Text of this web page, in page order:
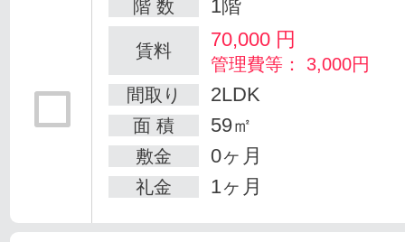
階 数 1階
賃料 70,000 円
管理費等： 3,000円
間取り
2LDK
面 積 59㎡
敷金 0ヶ月
礼金 1ヶ月